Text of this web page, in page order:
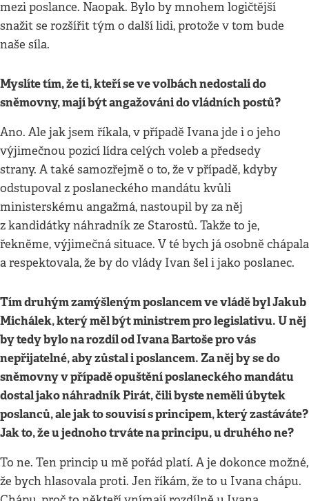
mezi poslance. Naopak. Bylo by mnohem logičtější
snažit se rozšířit tým o další lidi, protože v tom bude
naše síla.
Myslíte tím, že ti, kteří se ve volbách nedostali do
sněmovny, mají být angažováni do vládních postů?
Ano. Ale jak jsem říkala, v případě Ivana jde i o jeho
výjimečnou pozicí lídra celých voleb a předsedy
strany. A také samozřejmě o to, že v případě, kdyby
odstupoval z poslaneckého mandátu kvůli
ministerskému angažmá, nastoupil by za něj
z kandidátky náhradník ze Starostů. Takže to je,
řekněme, výjimečná situace. V té bych já osobně chápala
a respektovala, že by do vlády Ivan šel i jako poslanec.
Tím druhým zamýšleným poslancem ve vládě byl Jakub
Michálek, který měl být ministrem pro legislativu. U něj
by tedy bylo na rozdíl od Ivana Bartoše pro vás
nepřijatelné, aby zůstal i poslancem. Za něj by se do
sněmovny v případě opuštění poslaneckého mandátu
dostal jako náhradník Pirát, čili byste neměli úbytek
poslanců, ale jak to souvisí s principem, který zastáváte?
Jak to, že u jednoho trváte na principu, u druhého ne?
To ne. Ten princip u mě pořád platí. A je dokonce možné,
že bych hlasovala proti. Jen říkám, že to u Ivana chápu.